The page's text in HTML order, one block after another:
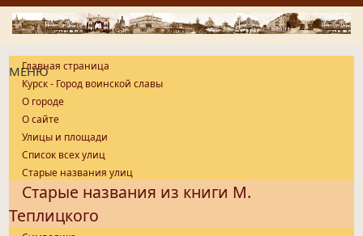
МЕНЮ
Главная страница
Курск - Город воинской славы
О городе
О сайте
Улицы и площади
Список всех улиц
Старые названия улиц
Старые названия из книги М.
Теплицкого